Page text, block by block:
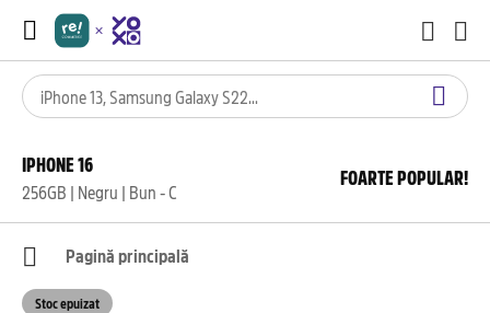
IPHONE 16
256GB | Negru | Bun - C
FOARTE POPULAR!
Pagină principală
Stoc epuizat